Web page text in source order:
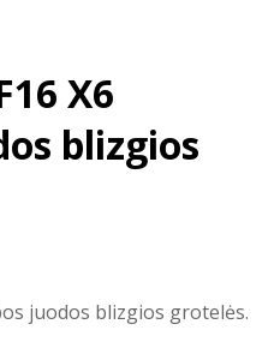
X6
blizgios
juodos blizgios grotelės.